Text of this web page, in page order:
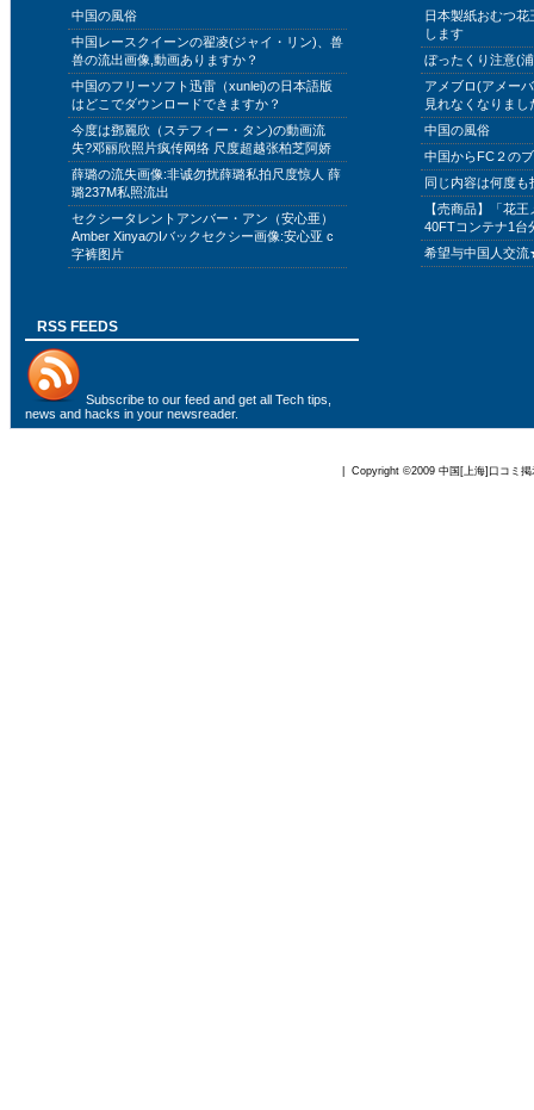
中国の風俗
中国レースクイーンの翟凌(ジャイ・リン)、兽
兽の流出画像,動画ありますか？
中国のフリーソフト迅雷（xunlei)の日本語版
はどこでダウンロードできますか？
今度は鄧麗欣（ステフィー・タン)の動画流
失?邓丽欣照片疯传网络 尺度超越张柏芝阿娇
薛璐の流失画像:非诚勿扰薛璐私拍尺度惊人 薛
璐237M私照流出
セクシータレントアンバー・アン（安心亜）
Amber XinyaのIバックセクシー画像:安心亚 c
字裤图片
日本製紙おむつ
します
ぼったくり注意(
アメブロ(アメー
見れなくなりまし
中国の風俗
中国からFC２の
同じ内容は何度
【売商品】「花
40FTコンテナ1台
希望与中国人交
RSS FEEDS
Subscribe to our feed and get all Tech tips,
news and hacks in your newsreader.
| Copyright ©2009 中国[上海]口コミ掲